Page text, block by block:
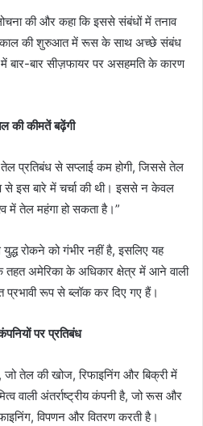
की और कहा कि इससे संबंधों में तनाव
की शुरुआत में रूस के साथ अच्छे संबंध
बार-बार सीज़फायर पर असहमति के कारण
की कीमतें बढ़ेंगी
प्रतिबंध से सप्लाई कम होगी, जिससे तेल
इस बारे में चर्चा की थी। इससे न केवल
में तेल महंगा हो सकता है।”
रोकने को गंभीर नहीं है, इसलिए यह
अमेरिका के अधिकार क्षेत्र में आने वाली
प्रभावी रूप से ब्लॉक कर दिए गए हैं।
पर प्रतिबंध
तेल की खोज, रिफाइनिंग और बिक्री में
वाली अंतर्राष्ट्रीय कंपनी है, जो रूस और
विपणन और वितरण करती है।